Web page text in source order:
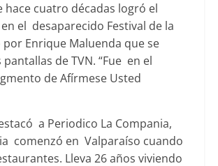
hace cuatro décadas logró el
el desaparecido Festival de la
Enrique Maluenda que se
de TVN. “Fue en el
de Afírmese Usted
a Periodico La Compania,
comenzó en Valparaíso cuando
Lleva 26 años viviendo